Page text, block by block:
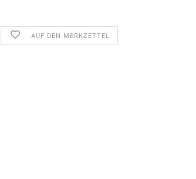
AUF DEN MERKZETTEL